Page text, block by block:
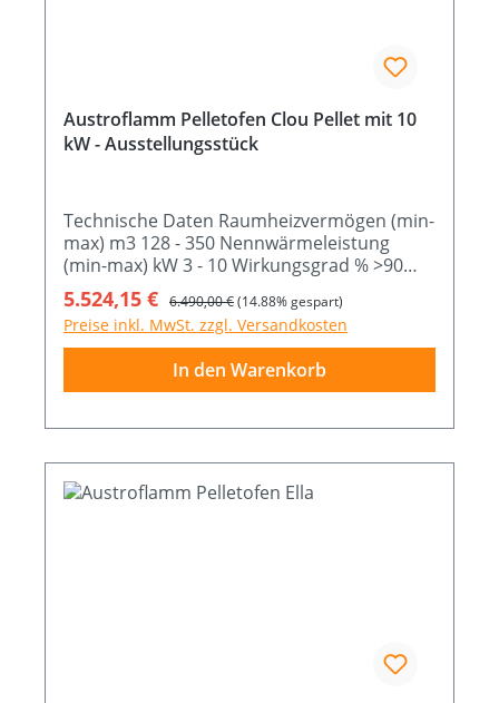
Austroflamm Pelletofen Clou Pellet mit 10
kW - Ausstellungsstück
Technische Daten Raumheizvermögen (min-
max) m3 128 - 350 Nennwärmeleistung
(min-max) kW 3 - 10 Wirkungsgrad % >90
Brennstoffverbrauch (min-max) Kg/h 0,71 -
2,36 Abmessung B x T x H cm 63 x 50,1 x 110
Das Ausstellungsstück kann gerne vor Ort
begutachtet werden.
Verkaufspreis:
5.524,15 € Regulärer Preis:
6.490,00 €(14.88% gespart)
Preise inkl. MwSt. zzgl. Versandkosten
In den Warenkorb